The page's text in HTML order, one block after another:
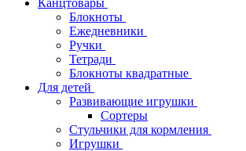
Канцтовары
Блокноты
Ежедневники
Ручки
Тетради
Блокноты квадратные
Для детей
Развивающие игрушки
Сортеры
Стульчики для кормления
Игрушки